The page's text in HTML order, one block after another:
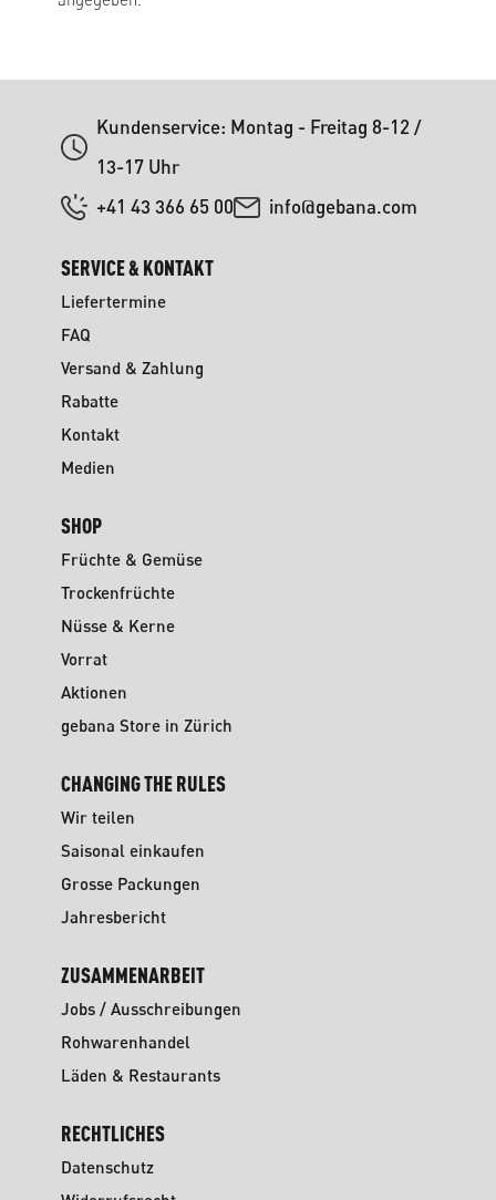
Kundenservice: Montag - Freitag 8-12 /
13-17 Uhr
+41 43 366 65 00
info@gebana.com
SERVICE & KONTAKT
Liefertermine
FAQ
Versand & Zahlung
Rabatte
Kontakt
Medien
SHOP
Früchte & Gemüse
Trockenfrüchte
Nüsse & Kerne
Vorrat
Aktionen
gebana Store in Zürich
CHANGING THE RULES
Wir teilen
Saisonal einkaufen
Grosse Packungen
Jahresbericht
ZUSAMMENARBEIT
Jobs / Ausschreibungen
Rohwarenhandel
Läden & Restaurants
RECHTLICHES
Datenschutz